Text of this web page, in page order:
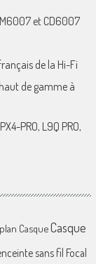
et CD6007
de la Hi-Fi
de gamme à
PRO, L9Q PRO,
CasqueCasque
sans fil Focal